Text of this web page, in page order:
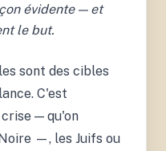
évidente — et
le but.
sont des cibles
C'est
— qu'on
—, les Juifs ou